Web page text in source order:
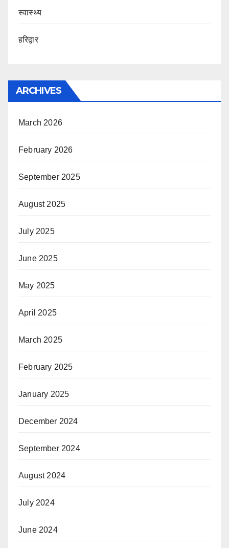
स्वास्थ्य
हरिद्वार
ARCHIVES
March 2026
February 2026
September 2025
August 2025
July 2025
June 2025
May 2025
April 2025
March 2025
February 2025
January 2025
December 2024
September 2024
August 2024
July 2024
June 2024